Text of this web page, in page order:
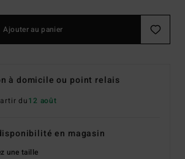
Ajouter au panier
à domicile ou point relais
du12 août
en magasin
une taille